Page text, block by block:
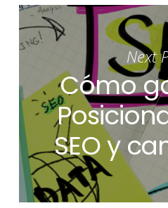
Next
Cómo
SEO y